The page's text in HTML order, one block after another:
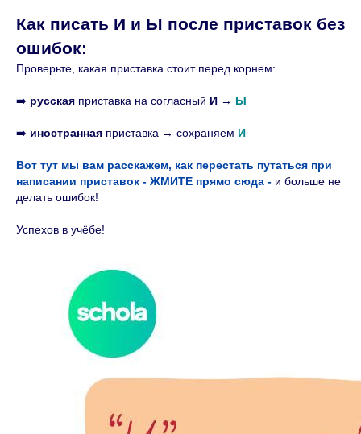
Как писать И и Ы после приставок без
ошибок:
Проверьте, какая приставка стоит перед корнем:
➡️ русская приставка на согласный И → Ы
➡️ иностранная приставка → сохраняем И
Вот тут мы вам расскажем, как перестать путаться при
написании приставок - ЖМИТЕ прямо сюда - и больше не
делать ошибок!
Успехов в учёбе!
Курсы
Чередование гласных в корне
Сложное предложение
Причастие и деепричастие
Контакты
+7 965 520-89-47
Мы в социальных сетях: